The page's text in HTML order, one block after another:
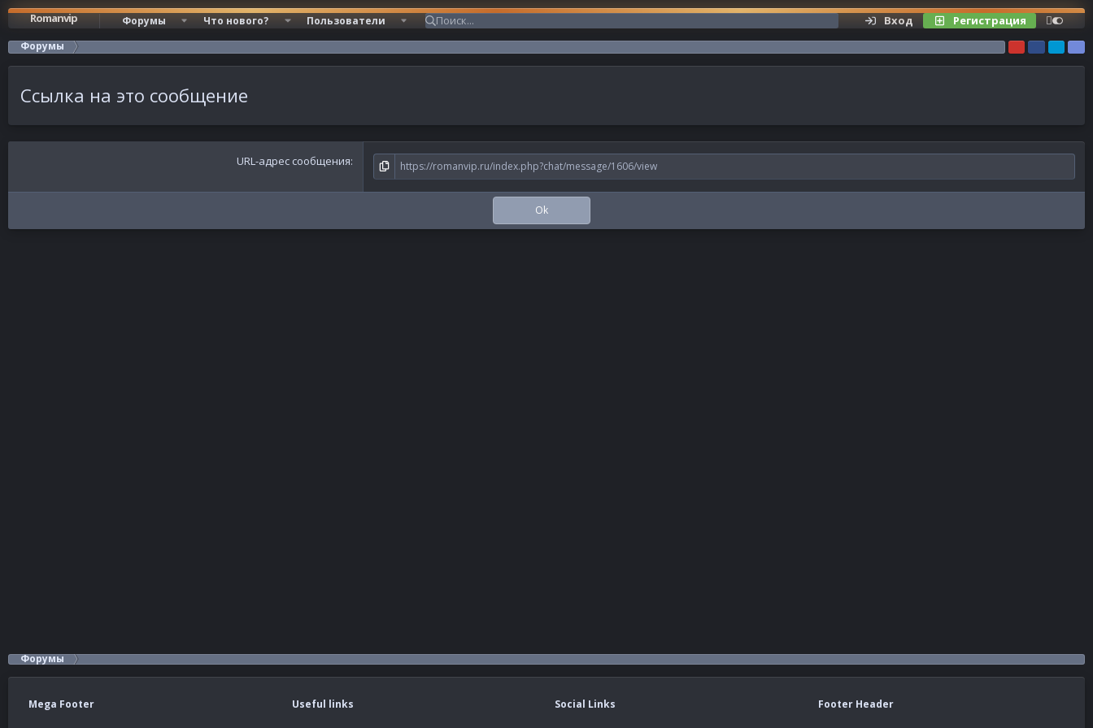
Romanvip Форумы Что нового? Пользователи Вход Регистрация
Форумы
Ссылка на это сообщение
URL-адрес сообщения
Ok
Форумы
Mega Footer Useful links Social Links Footer Header